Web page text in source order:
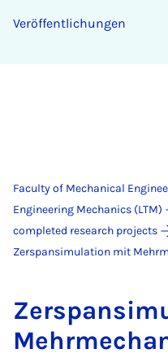
Ver­öf­fent­lichun­gen
Faculty of Mechanical
Engineering Mechanics (LTM)
completed research projects
Zerspansimulation mit